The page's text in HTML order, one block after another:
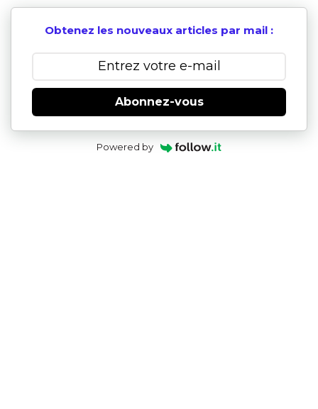
Obtenez les nouveaux articles par mail :
Abonnez-vous
Powered by